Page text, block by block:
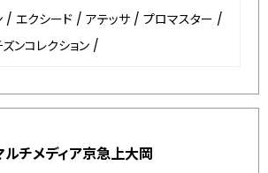
/ エクシード / アテッサ / プロマスター /
ンコレクション /
ルチメディア京急上大岡